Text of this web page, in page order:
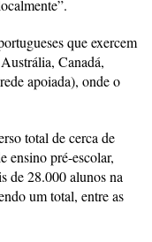
que exercem
Canadá,
apoiada), onde o
total de cerca de
ensino pré-escolar,
de 28.000 alunos na
um total, entre as